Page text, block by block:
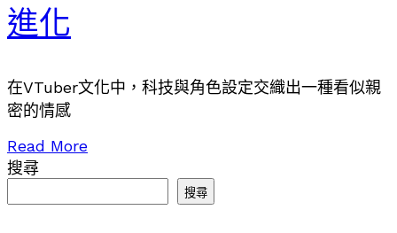
進化
在VTuber文化中，科技與角色設定交織出一種看似親
密的情感
Read More
搜尋
搜尋